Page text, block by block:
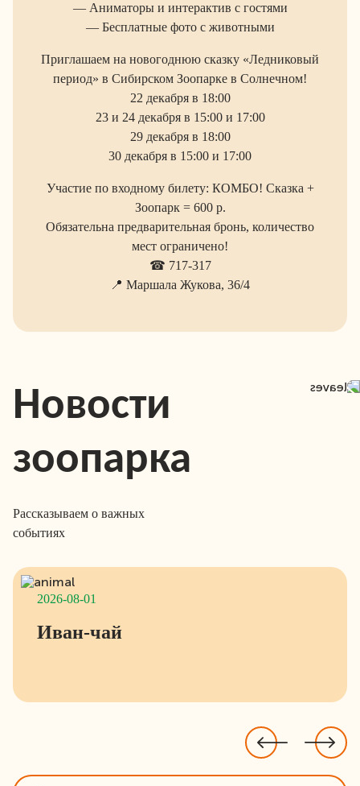
— Аниматоры и интерактив с гостями
— Бесплатные фото с животными
Приглашаем на новогоднюю сказку «Ледниковый
период» в Сибирском Зоопарке в Солнечном!
22 декабря в 18:00
23 и 24 декабря в 15:00 и 17:00
29 декабря в 18:00
30 декабря в 15:00 и 17:00
Участие по входному билету: КОМБО! Сказка +
Зоопарк = 600 р.
Обязательна предварительная бронь, количество
мест ограничено!
☎ 717-317
📍 Маршала Жукова, 36/4
Новости
зоопарка
Рассказываем о важных
событиях
2026-08-01
Иван-чай